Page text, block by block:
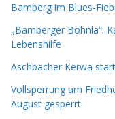
Bamberg im Blues-
„Bamberger Böhnla“:
Lebenshilfe
Aschbacher Kerwa
Vollsperrung am
August gesperrt